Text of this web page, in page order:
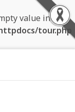
value in
tour.php